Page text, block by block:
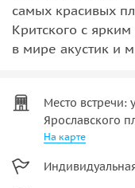
самых красивых
Критского с
в мире акустик и
Место встречи:
Ярославского
На карте